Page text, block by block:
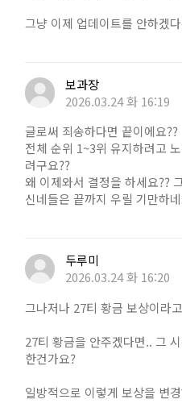
그냥 이제 업데이트를 안하겠
보과장
2026.03.24 화 16:19
글로써 죄송하다면 끝이에요??
전체 순위 1~3위 유지하려고
려구요??
왜 이제와서 결정을 하세요??
신네들은 끝까지 우릴 기만하
두루미
2026.03.24 화 16:20
그나저나 27티 황금 보상이라
27티 황금을 안주겠다면.. 그
한건가요?
일방적으로 이렇게 보상을 변